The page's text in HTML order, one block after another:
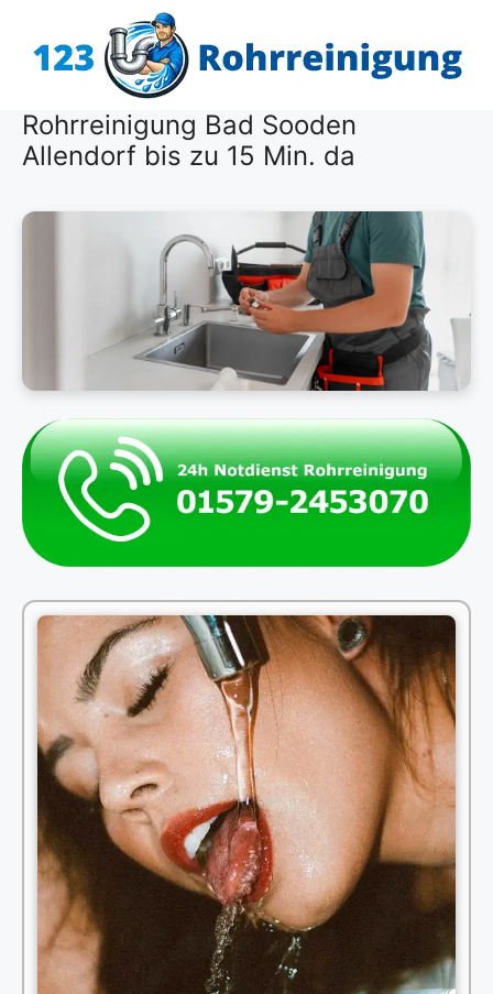
Inhalt
Rohrreinigung Bad Sooden
Allendorf bis zu 15 Min. da